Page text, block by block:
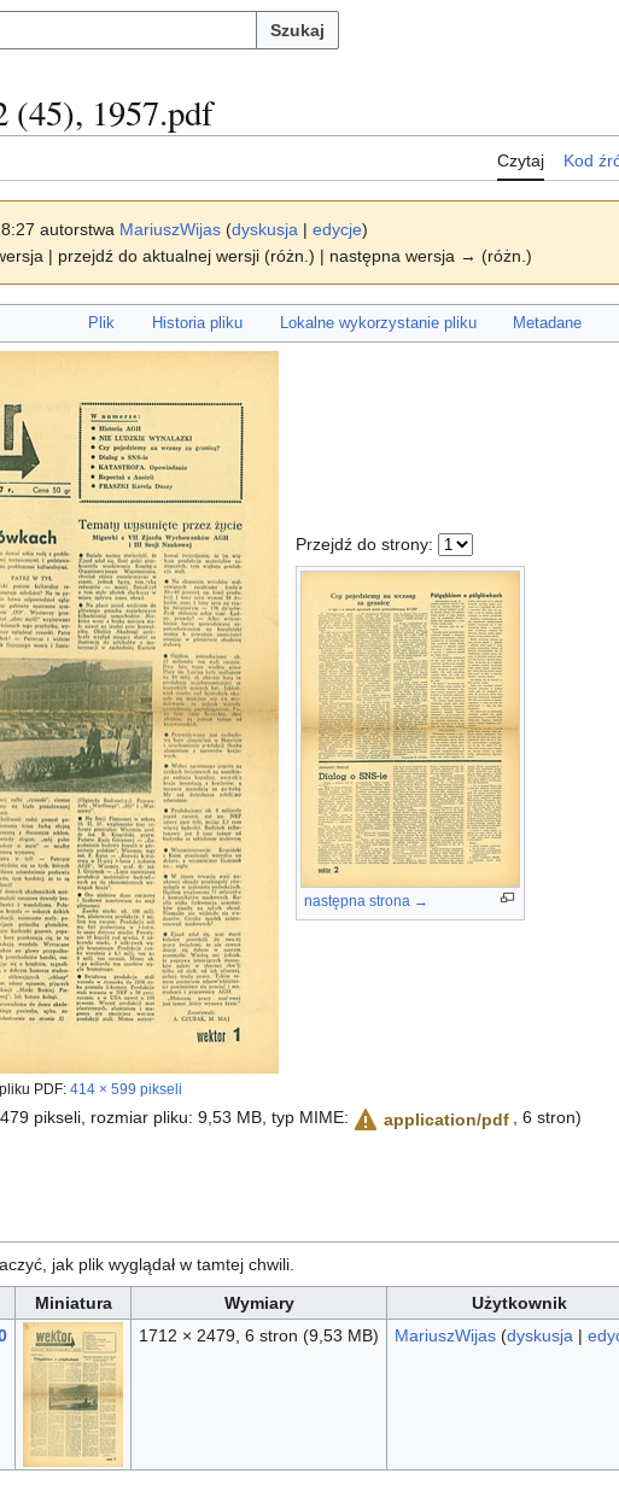
Szukaj
(45), 1957.pdf
Czytaj Kod
autorstwa MariuszWijas (dyskusja | edycje)
| przejdź do aktualnej wersji (różn.) | następna wersja → (różn.)
Plik Historia pliku Lokalne wykorzystanie pliku Metadane
PDF: 414 × 599 pikseli
Przejdź do strony:
następna strona →
pikseli, rozmiar pliku: 9,53 MB, typ MIME: application/pdf , 6 stron)
jak plik wyglądał w tamtej chwili.
Miniatura Wymiary Użytkownik
1712 × 2479, 6 stron (9,53 MB) MariuszWijas (dyskusja |